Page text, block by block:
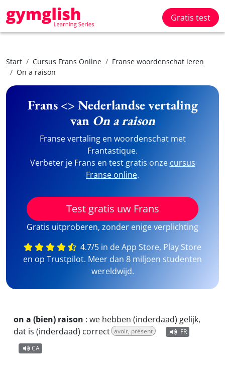
Gratis test
Start Cursus Frans Online
Franse woordenschat leren
On a raison
Frans <> Nederlandse vertaling
van On a raison
Franse vertaling en woordenschat met
Frantastique.
Verbeter je Frans en test gratis onze cursus
Franse online.
Test gratis uw Frans
Gratis uitproberen, zonder enige verplichting
4.7/5 in de App Store, Play Store
en op Trustpilot. Meer dan 8 miljoen studenten
wereldwijd.
on a (bien) raison : we hebben (inderdaad) gelijk,
dat is (inderdaad) correct avoir, présent
FR
CA